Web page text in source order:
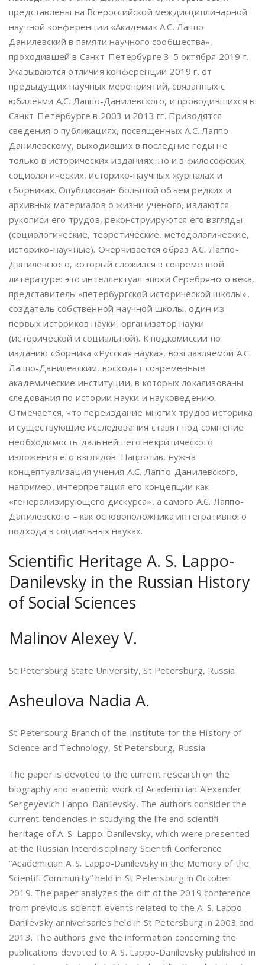
представлены на Всероссийской междисциплинарной
научной конференции «Академик А.С. Лаппо-
Данилевский в памяти научного сообщества»,
проходившей в Санкт-Петербурге 3-5 октября 2019 г.
Указываются отличия конференции 2019 г. от
предыдущих научных мероприятий, связанных с
юбилеями А.С. Лаппо-Данилевского, и проводившихся в
Санкт-Петербурге в 2003 и 2013 гг. Приводятся
сведения о публикациях, посвященных А.С. Лаппо-
Данилевскому, выходивших в последние годы не
только в исторических изданиях, но и в философских,
социологических, историко-научных журналах и
сборниках. Опубликован большой объем редких и
архивных материалов о жизни ученого, издаются
рукописи его трудов, реконструируются его взгляды
(социологические, теоретические, методологические,
историко-научные). Очерчивается образ А.С. Лаппо-
Данилевского, который сложился в современной
литературе: это интеллектуал эпохи Серебряного века,
представитель «петербургской исторической школы»,
создатель собственной научной школы, один из
первых историков науки, организатор науки
(исторической и социальной). К подкомиссии по
изданию сборника «Русская наука», возглавляемой А.С.
Лаппо-Данилевским, восходят современные
академические институции, в которых локализованы
следования по истории науки и науковедению.
Отмечается, что переиздание многих трудов историка
и существующие исследования ставят под сомнение
необходимость дальнейшего некритического
изложения его взглядов. Напротив, нужна
концептуализация учения А.С. Лаппо-Данилевского,
например, интерпретация его концепции как
«генерализирующего дискурса», а самого А.С. Лаппо-
Данилевского – как основоположника интегративного
подхода в социальных науках.
Scientific Heritage A. S. Lappo-
Danilevsky in the Russian History
of Social Sciences
Malinov Alexey V.
St Petersburg State University, St Petersburg, Russia
Asheulova Nadia A.
St Petersburg Branch of the Institute for the History of
Science and Technology, St Petersburg, Russia
The paper is devoted to the current research on the
biography and academic work of Academician Alexander
Sergeyevich Lappo-Danilevsky. The authors consider the
current tendencies in studying the life and scientifi
heritage of A. S. Lappo-Danilevsky, which were presented
at the Russian Interdisciplinary Scientifi Conference
“Academician A. S. Lappo-Danilevsky in the Memory of the
Scientifi Community” held in St Petersburg in October
2019. The paper analyzes the diff of the 2019 conference
from previous scientifi events related to the A. S. Lappo-
Danilevsky anniversaries held in St Petersburg in 2003 and
2013. The authors give the information concerning the
publications devoted to A. S. Lappo-Danilevsky published in